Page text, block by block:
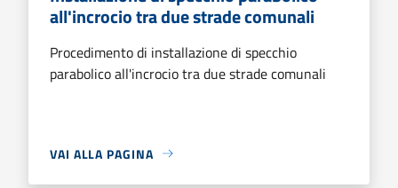
all'incrocio tra due strade comunali
Procedimento di installazione di specchio
parabolico all'incrocio tra due strade comunali
VAI ALLA PAGINA